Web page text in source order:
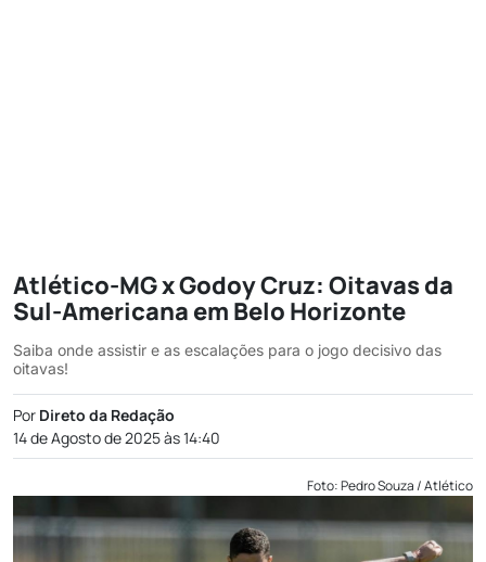
Atlético-MG x Godoy Cruz: Oitavas da
Sul-Americana em Belo Horizonte
Saiba onde assistir e as escalações para o jogo decisivo das
oitavas!
Por Direto da Redação
14 de Agosto de 2025 às 14:40
Foto: Pedro Souza / Atlético